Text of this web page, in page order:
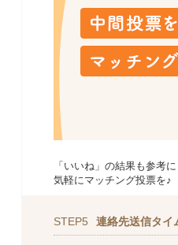
「いいね」の結果も参考
気軽にマッチング投票を♪
STEP5 連絡先送信タイ